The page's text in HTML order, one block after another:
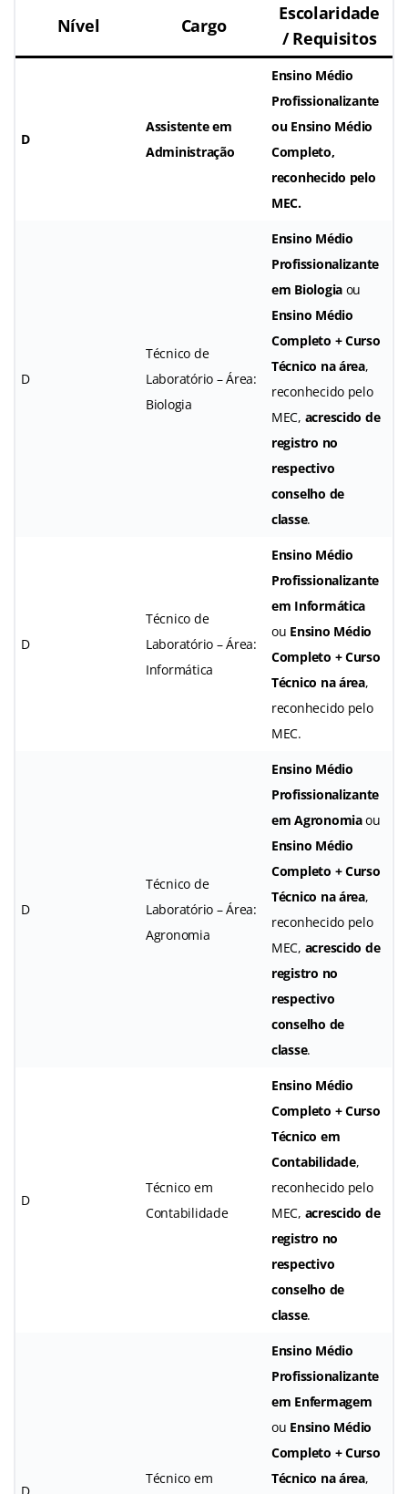
Nível Cargo
Escolaridade
/ Requisitos
D
Assistente em
Administração
Ensino Médio
Profissionalizante
ou Ensino Médio
Completo,
reconhecido pelo
MEC.
D
Técnico de
Laboratório – Área:
Biologia
Ensino Médio
Profissionalizante
em Biologia ou
Ensino Médio
Completo + Curso
Técnico na área,
reconhecido pelo
MEC, acrescido de
registro no
respectivo
conselho de
classe.
D
Técnico de
Laboratório – Área:
Informática
Ensino Médio
Profissionalizante
em Informática
ou Ensino Médio
Completo + Curso
Técnico na área,
reconhecido pelo
MEC.
D
Técnico de
Laboratório – Área:
Agronomia
Ensino Médio
Profissionalizante
em Agronomiaou
Ensino Médio
Completo + Curso
Técnico na área,
reconhecido pelo
MEC, acrescido de
registro no
respectivo
conselho de
classe.
D
Técnico em
Contabilidade
Ensino Médio
Completo + Curso
Técnico em
Contabilidade,
reconhecido pelo
MEC, acrescido de
registro no
respectivo
conselho de
classe.
D
Técnico em
Ensino Médio
Profissionalizante
em Enfermagem
ou Ensino Médio
Completo + Curso
Técnico na área,